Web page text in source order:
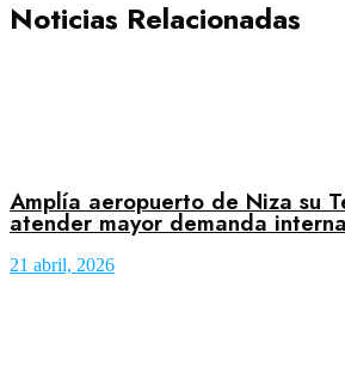
Noticias Relacionadas
Amplía aeropuerto de Niza su
atender mayor demanda
21 abril, 2026